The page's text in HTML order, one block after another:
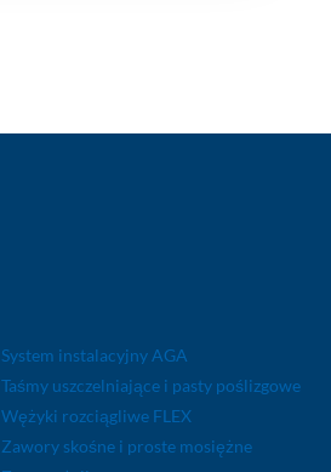
System instalacyjny AGA
Taśmy uszczelniające i pasty poślizgowe
Wężyki rozciągliwe FLEX
Zawory skośne i proste mosiężne